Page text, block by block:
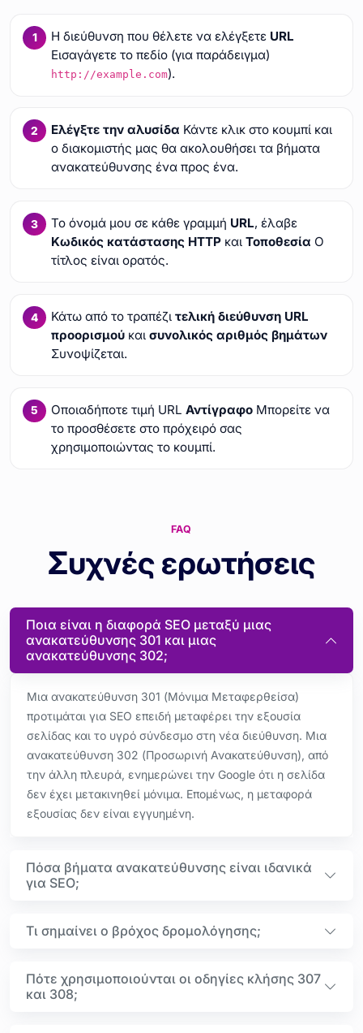
Η διεύθυνση που θέλετε να ελέγξετε URL
Εισαγάγετε το πεδίο (για παράδειγμα)
http://example.com).
Ελέγξτε την αλυσίδα Κάντε κλικ στο κουμπί και
ο διακομιστής μας θα ακολουθήσει τα βήματα
ανακατεύθυνσης ένα προς ένα.
Το όνομά μου σε κάθε γραμμή URL, έλαβε
Κωδικός κατάστασης HTTPκαι Τοποθεσία Ο
τίτλος είναι ορατός.
Κάτω από το τραπέζι τελική διεύθυνση URL
προορισμούκαι συνολικός αριθμός βημάτων
Συνοψίζεται.
Οποιαδήποτε τιμή URL ΑντίγραφοΜπορείτε να
το προσθέσετε στο πρόχειρό σας
χρησιμοποιώντας το κουμπί.
FAQ
Συχνές ερωτήσεις
Ποια είναι η διαφορά SEO μεταξύ μιας
ανακατεύθυνσης 301 και μιας
ανακατεύθυνσης 302;
Μια ανακατεύθυνση 301 (Μόνιμα Μεταφερθείσα)
προτιμάται για SEO επειδή μεταφέρει την εξουσία
σελίδας και το υγρό σύνδεσμο στη νέα διεύθυνση. Μια
ανακατεύθυνση 302 (Προσωρινή Ανακατεύθυνση), από
την άλλη πλευρά, ενημερώνει την Google ότι η σελίδα
δεν έχει μετακινηθεί μόνιμα. Επομένως, η μεταφορά
εξουσίας δεν είναι εγγυημένη.
Πόσα βήματα ανακατεύθυνσης είναι ιδανικά
για SEO;
Τι σημαίνει ο βρόχος δρομολόγησης;
Πότε χρησιμοποιούνται οι οδηγίες κλήσης 307
και 308;